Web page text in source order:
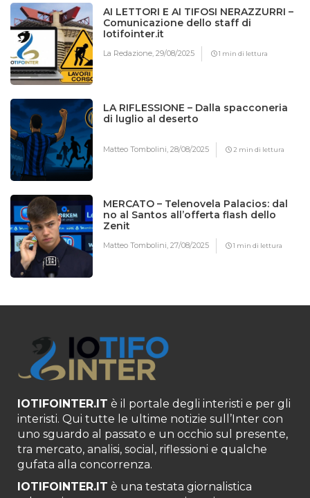
AI LETTORI E AI TIFOSI NERAZZURRI –
Comunicazione dello staff di
Iotifointer.it
La Redazione,29/08/2025 1 min di lettura
LA RIFLESSIONE – Dalla spacconeria
di luglio al deserto
Matteo Tombolini,28/08/2025 2 min di lettura
MERCATO – Telenovela Palacios: dal
no al Santos all’offerta flash dello
Zenit
Matteo Tombolini,27/08/2025 1 min di lettura
IOTIFOINTER.IT è il portale degli interisti e per gli
interisti. Qui tutte le ultime notizie sull’Inter con
uno sguardo al passato e un occhio sul presente,
tra mercato, analisi, social, riflessioni e qualche
gufata alla concorrenza.
IOTIFOINTER.IT è una testata giornalistica